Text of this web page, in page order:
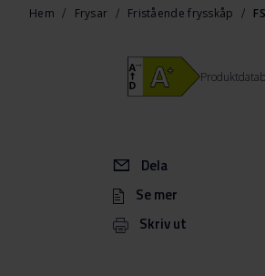
början
Hem Frysar Fristående frysskåp
Dela
Se mer
Skriv ut